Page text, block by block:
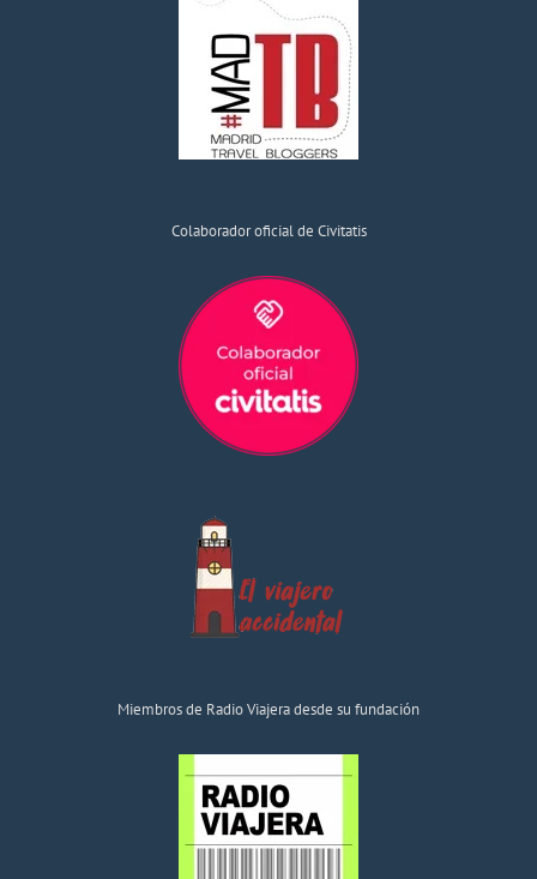
Colaborador oficial de Civitatis
Miembros de Radio Viajera desde su fundación